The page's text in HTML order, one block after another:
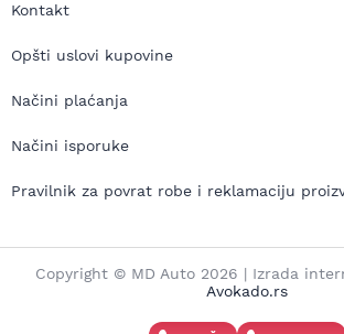
Kontakt
Opšti uslovi kupovine
Načini plaćanja
Načini isporuke
Pravilnik za povrat robe i reklamaciju
Copyright © MD Auto 2026 | Izrada
Avokado.rs